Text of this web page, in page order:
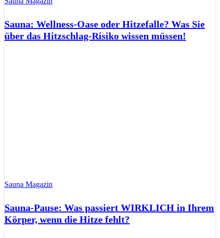
Sauna: Wellness-Oase oder Hitzefalle? Was Sie
über das Hitzschlag-Risiko wissen müssen!
Sauna Magazin
Sauna-Pause: Was passiert WIRKLICH in Ihrem
Körper, wenn die Hitze fehlt?